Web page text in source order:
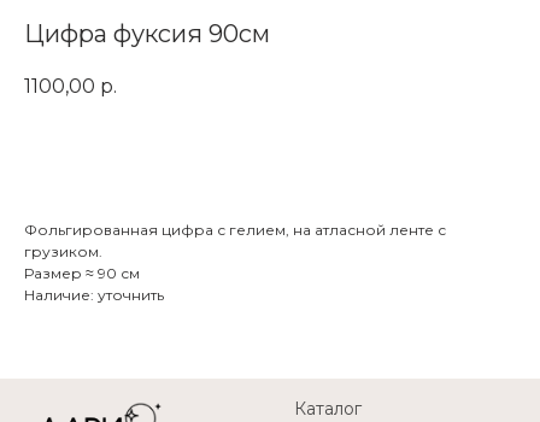
Цифра фуксия 90см
1100,00 р.
Фольгированная цифра с гелием, на атласной ленте с
грузиком.
Размер ≈ 90 см
Наличие: уточнить
Каталог